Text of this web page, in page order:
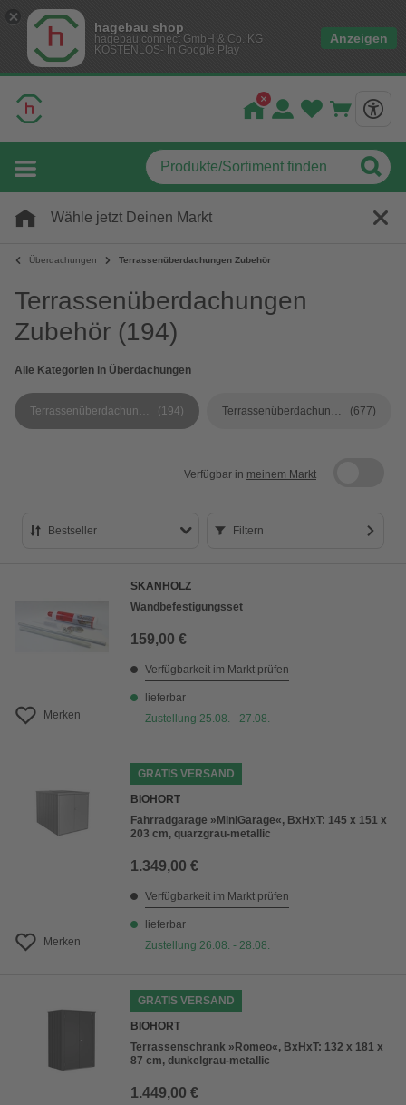
hagebau shop
hagebau connect GmbH & Co. KG
KOSTENLOS- In Google Play
Anzeigen
Wähle jetzt Deinen Markt
Überdachungen Terrassenüberdachungen Zubehör
Terrassenüberdachungen
Zubehör (194)
Alle Kategorien in Überdachungen
Terrassenüberdachungen Zubehör (194) Terrassenüberdachungen (677)
Verfügbar in meinem Markt
Bestseller
Preis aufsteigend
Preis absteigend
Filtern
Merken
SKANHOLZ
Wandbefestigungsset
159,00 €
Verfügbarkeit im Markt prüfen
lieferbar
Zustellung 25.08. - 27.08.
Merken
GRATIS VERSAND
BIOHORT
Fahrradgarage »MiniGarage«, BxHxT: 145 x 151 x
203 cm, quarzgrau-metallic
1.349,00 €
Verfügbarkeit im Markt prüfen
lieferbar
Zustellung 26.08. - 28.08.
GRATIS VERSAND
BIOHORT
Terrassenschrank »Romeo«, BxHxT: 132 x 181 x
87 cm, dunkelgrau-metallic
1.449,00 €